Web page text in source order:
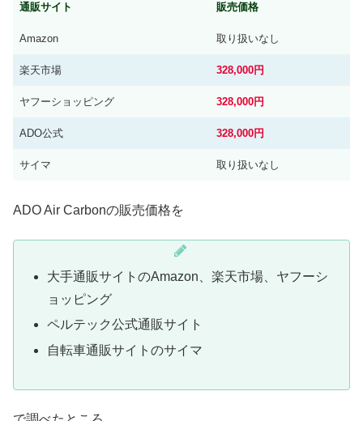
通販サイト 販売価格
Amazon 取り扱いなし
楽天市場 328,000円
ヤフーショッピング 328,000円
ADO公式 328,000円
サイマ 取り扱いなし
ADO Air Carbonの販売価格を
大手通販サイトのAmazon、楽天市場、ヤフーシ
ョッピング
ペルテック公式通販サイト
自転車通販サイトのサイマ